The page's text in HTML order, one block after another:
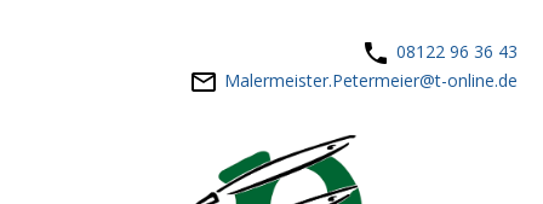
08122 96 36 43
Malermeister.Petermeier@t-online.de